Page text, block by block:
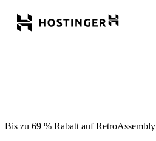
Bis zu 69 % Rabatt auf RetroAssembly